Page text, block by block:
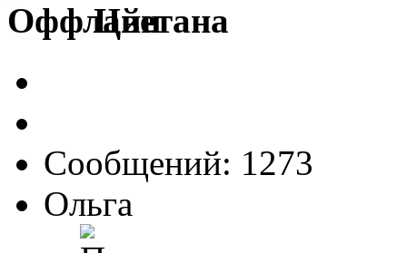
Цветана
Сообщений: 1273
Ольга